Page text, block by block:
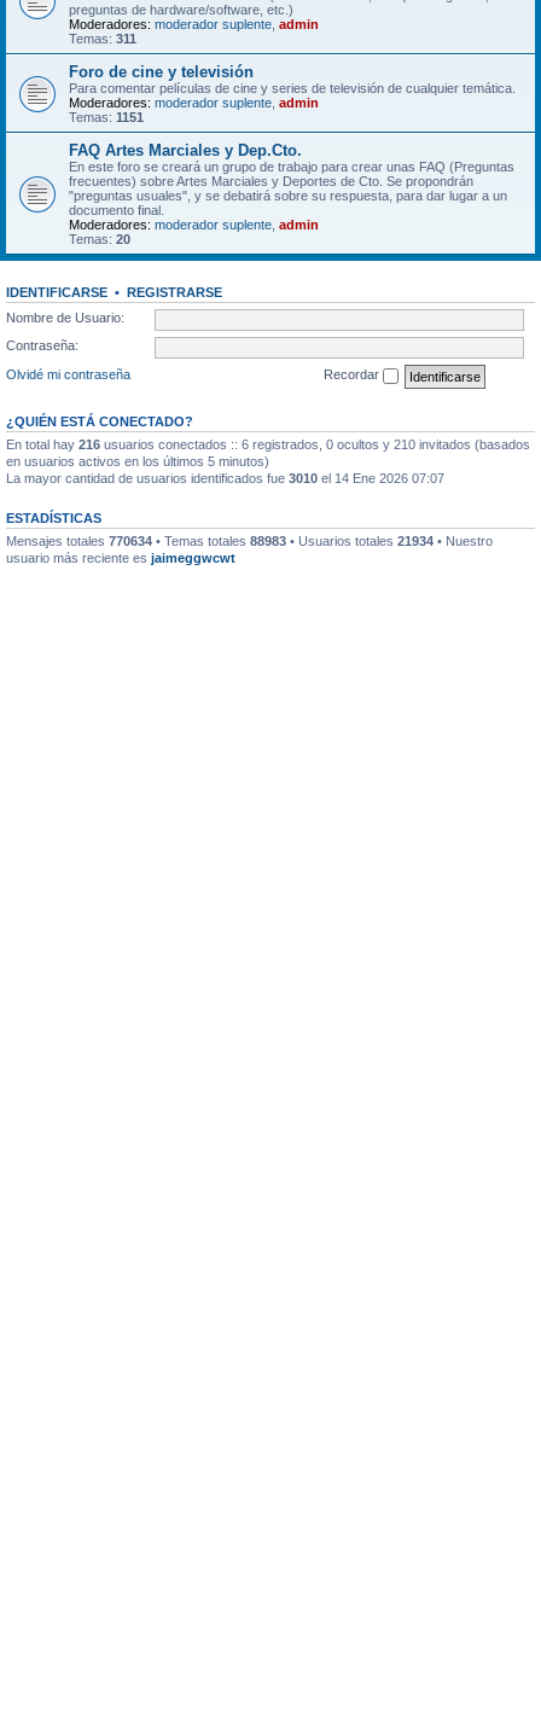
preguntas de hardware/software, etc.)
Moderadores: moderador suplente admin
Temas: 311
Foro de cine y televisión
Para comentar películas de cine y series de televisión de cualquier temática.
Moderadores: moderador suplente admin
Temas: 1151
FAQ Artes Marciales y Dep.Cto.
En este foro se creará un grupo de trabajo para crear unas FAQ (Preguntas
frecuentes) sobre Artes Marciales y Deportes de Cto. Se propondrán
"preguntas usuales", y se debatirá sobre su respuesta, para dar lugar a un
documento final.
Moderadores: moderador suplente admin
Temas: 20
IDENTIFICARSE • REGISTRARSE
Nombre de Usuario:
Contraseña:
Olvidé mi contraseña
Recordar
¿QUIÉN ESTÁ CONECTADO?
En total hay 216 usuarios conectados :: 6 registrados, 0 ocultos y 210 invitados (basados
en usuarios activos en los últimos 5 minutos)
La mayor cantidad de usuarios identificados fue 3010 el 14 Ene 2026 07:07
ESTADÍSTICAS
Mensajes totales 770634 • Temas totales 88983 • Usuarios totales 21934 • Nuestro
usuario más reciente es jaimeggwcwt